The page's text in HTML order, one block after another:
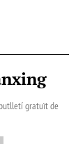
gratuït de